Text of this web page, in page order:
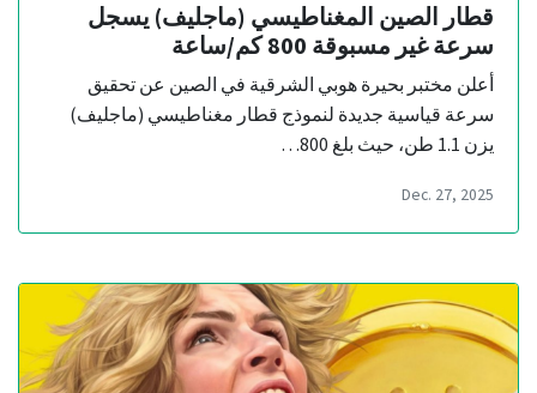
قطار الصين المغناطيسي (ماجليف) يسجل
سرعة غير مسبوقة 800 كم/ساعة
أعلن مختبر بحيرة هوبي الشرقية في الصين عن تحقيق
سرعة قياسية جديدة لنموذج قطار مغناطيسي (ماجليف)
يزن 1.1 طن، حيث بلغ 800…
Dec. 27, 2025